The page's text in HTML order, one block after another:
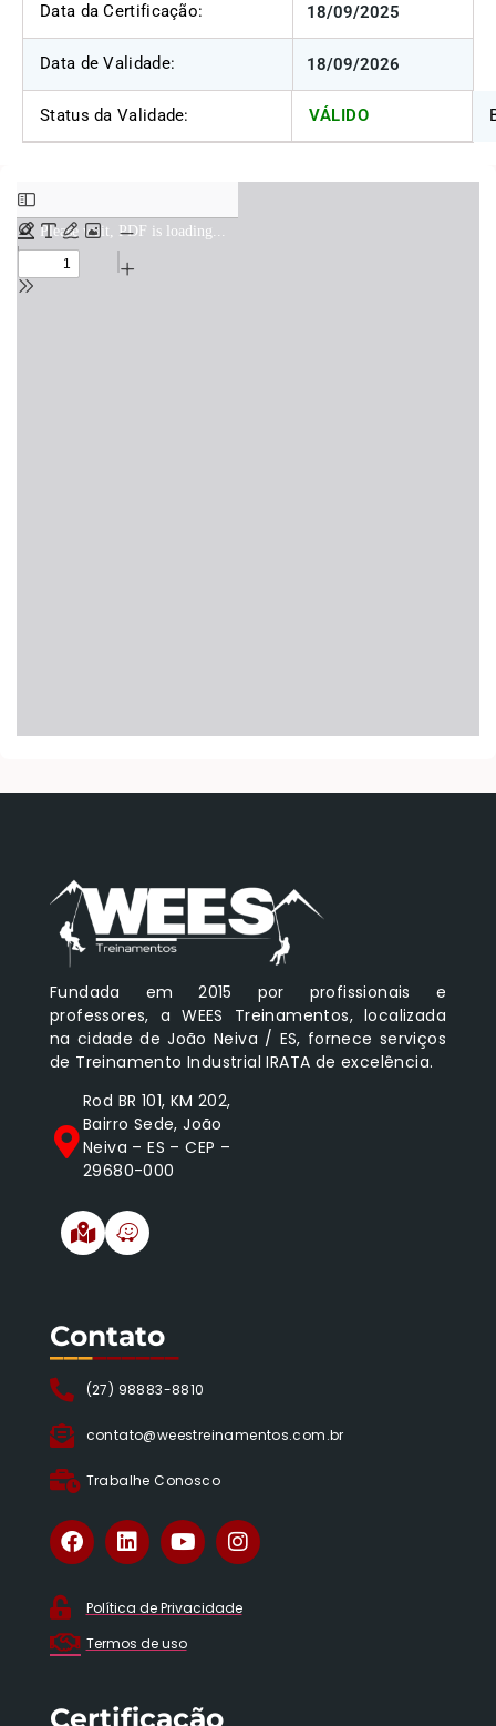
Data da Certificação: 18/09/2025
Data de Validade: 18/09/2026
Status da Validade: VÁLIDO
Fundada em 2015 por profissionais e
professores, a WEES Treinamentos, localizada
na cidade de João Neiva / ES, fornece serviços
de Treinamento Industrial IRATA de excelência.
Rod BR 101, KM 202,
Bairro Sede, João
Neiva – ES – CEP –
29680-000
Contato
(27) 98883-8810
contato@weestreinamentos.com.br
Trabalhe Conosco
_________
Política de Privacidade
Termos de uso
Certificação